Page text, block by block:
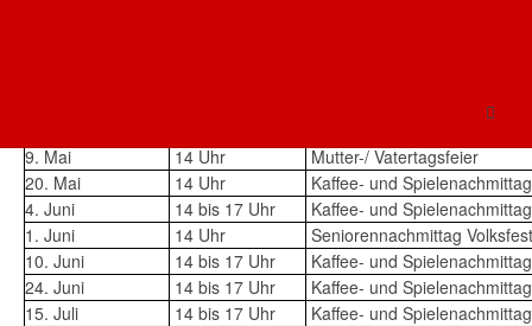
Kaffee- und Spielenachmittag
9. Mai
14 Uhr
Mutter-/ Vatertagsfeier
20. Mai
14 Uhr
Kaffee- und Spielenachmittag
4. Juni
14 bis 17 Uhr
Kaffee- und Spielenachmittag
1. Juni
14 Uhr
Seniorennachmittag Volksfest
10. Juni
14 bis 17 Uhr
Kaffee- und Spielenachmittag
24. Juni
14 bis 17 Uhr
Kaffee- und Spielenachmittag
15. Juli
14 bis 17 Uhr
Kaffee- und Spielenachmittag